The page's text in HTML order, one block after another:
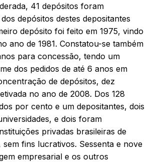
41 depósitos foram
depósitos destes depositantes
depósito foi feito em 1975, vindo
ano de 1981. Constatou-se também
para concessão, tendo um
dos pedidos de até 6 anos em
de depósitos, dez
no ano de 2008. Dos 128
por cento e um depositantes, dois
e dois foram
privadas brasileiras de
fins lucrativos. Sessenta e nove
empresarial e os outros